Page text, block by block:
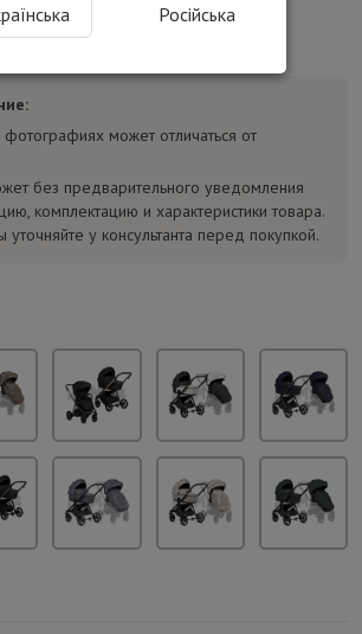
фотографии может отличаться от
может отличаться от
без предварительного уведомления
комплектацию и характеристики товара.
у консультанта перед покупкой.
Російська